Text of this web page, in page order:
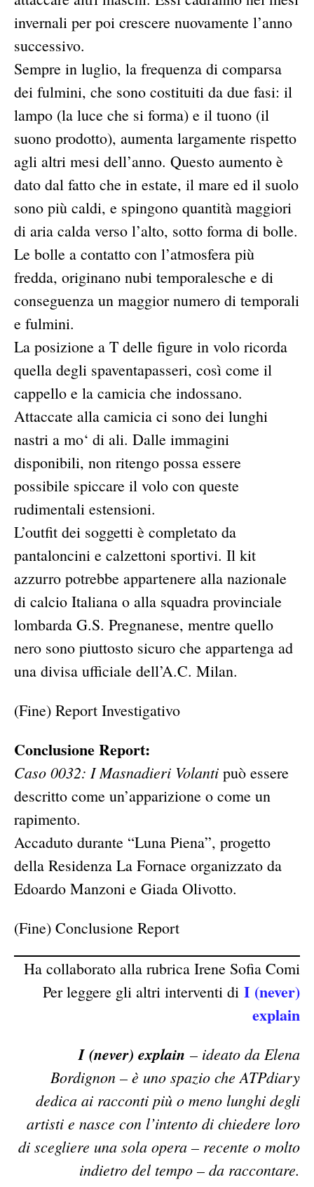
invernali per poi crescere nuovamente l’anno
successivo.
Sempre in luglio, la frequenza di comparsa
dei fulmini, che sono costituiti da due fasi: il
lampo (la luce che si forma) e il tuono (il
suono prodotto), aumenta largamente rispetto
agli altri mesi dell’anno. Questo aumento è
dato dal fatto che in estate, il mare ed il suolo
sono più caldi, e spingono quantità maggiori
di aria calda verso l’alto, sotto forma di bolle.
Le bolle a contatto con l’atmosfera più
fredda, originano nubi temporalesche e di
conseguenza un maggior numero di temporali
e fulmini.
La posizione a T delle figure in volo ricorda
quella degli spaventapasseri, così come il
cappello e la camicia che indossano.
Attaccate alla camicia ci sono dei lunghi
nastri a mo‘ di ali. Dalle immagini
disponibili, non ritengo possa essere
possibile spiccare il volo con queste
rudimentali estensioni.
L’outfit dei soggetti è completato da
pantaloncini e calzettoni sportivi. Il kit
azzurro potrebbe appartenere alla nazionale
di calcio Italiana o alla squadra provinciale
lombarda G.S. Pregnanese, mentre quello
nero sono piuttosto sicuro che appartenga ad
una divisa ufficiale dell’A.C. Milan.
(Fine) Report Investigativo
Conclusione Report:
Caso 0032: I Masnadieri Volanti può essere
descritto come un’apparizione o come un
rapimento.
Accaduto durante “Luna Piena”, progetto
della Residenza La Fornace organizzato da
Edoardo Manzoni e Giada Olivotto.
(Fine) Conclusione Report
Ha collaborato alla rubrica Irene Sofia Comi
Per leggere gli altri interventi di I (never)
explain
I (never) explain – ideato da Elena
Bordignon – è uno spazio che ATPdiary
dedica ai racconti più o meno lunghi degli
artisti e nasce con l’intento di chiedere loro
di scegliere una sola opera – recente o molto
indietro del tempo – da raccontare.